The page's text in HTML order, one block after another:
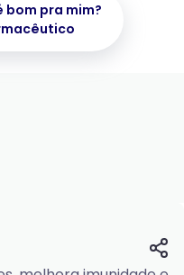
bom pra mim?